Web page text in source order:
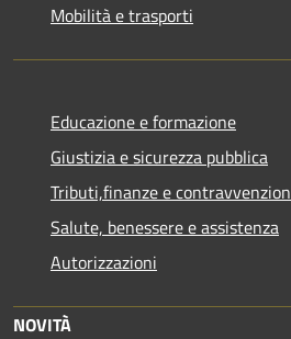
Mobilità e trasporti
Educazione e formazione
Giustizia e sicurezza pubblica
Tributi,finanze e
Salute, benessere e assistenza
Autorizzazioni
NOVITÀ